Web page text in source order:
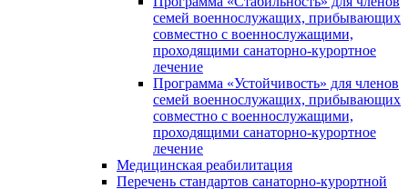
семей военнослужащих, прибывающих
совместно с военнослужащими,
проходящими санаторно-курортное
лечение
Программа «Устойчивость» для членов
семей военнослужащих, прибывающих
совместно с военнослужащими,
проходящими санаторно-курортное
лечение
Медицинская реабилитация
Перечень стандартов санаторно-курортной